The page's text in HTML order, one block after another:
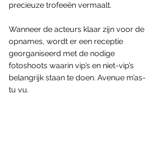
precieuze trofeeën vermaalt.
Wanneer de acteurs klaar zijn voor de
opnames, wordt er een receptie
georganiseerd met de nodige
fotoshoots waarin vip’s en niet-vip’s
belangrijk staan te doen. Avenue m’as-
tu vu.